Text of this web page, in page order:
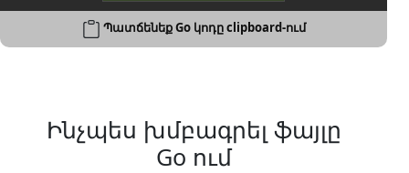
Պատճենեք Go կոդը clipboard-ում
Ինչպես խմբագրել ֆայլը
Go ում